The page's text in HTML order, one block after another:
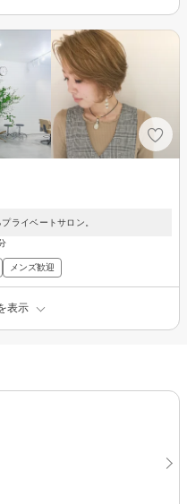
ライベートサロン。
メンズ歓迎
表示